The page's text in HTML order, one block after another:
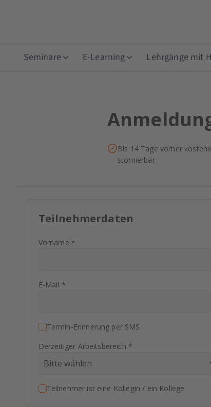
Seminare E-Learning Lehrgänge mit
Bis 14 Tage vorher
stornierbar
Teilnehmerdaten
Vorname *
E-Mail *
Termin-Erinnerung per SMS
Derzeitiger Arbeitsbereich *
Teilnehmer ist eine Kollegin / ein Kollege